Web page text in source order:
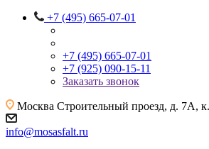
+7 (495) 665-07-01
+7 (495) 665-07-01
+7 (925) 090-15-11
Заказать звонок
Москва Строительный проезд, д. 7А,
info@mosasfalt.ru